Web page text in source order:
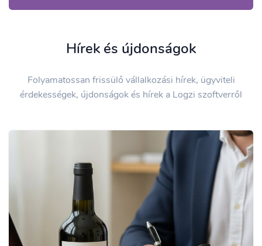
Hírek és újdonságok
Folyamatossan frissülő vállalkozási hírek, ügyviteli
érdekességek, újdonságok és hírek a Logzi szoftverről